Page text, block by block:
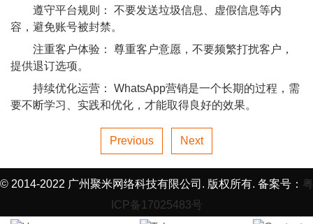
遵守平台规则： 不要发送垃圾信息、虚假信息等内
容，避免账号被封禁。
注重客户体验： 尊重客户意愿，不要频繁打扰客户，
提供退订选项。
持续优化运营： WhatsApp营销是一个长期的过程，需
要不断学习、实践和优化，才能取得良好的效果。
Previous Next
© 2014-2022 广州聚米网络科技有限公司. 版权所有. 备案号： 粤
ICP备17025483号